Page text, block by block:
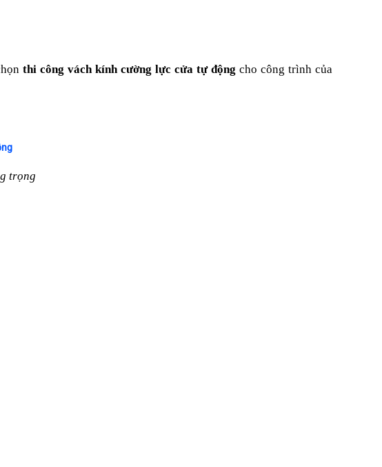
thi công vách kính cường lực cửa tự động cho công trình của
trọng